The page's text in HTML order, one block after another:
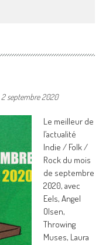
2 septembre 2020
Le meilleur de
l’actualité
Indie / Folk /
Rock du mois
de septembre
2020, avec
Eels, Angel
Olsen,
Throwing
Muses, Laura